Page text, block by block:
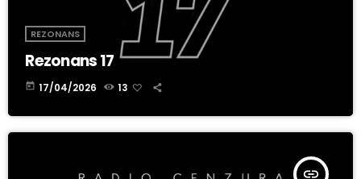
REZONANS
Rezonans 17
today 17/04/2026 13
insert_link